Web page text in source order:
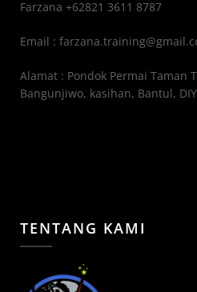
Farzana +62821 3611 8787
Email :
Alamat : Pondok Permai Taman
Bangunjiwo, kasihan, Bantul,
TENTANG KAMI